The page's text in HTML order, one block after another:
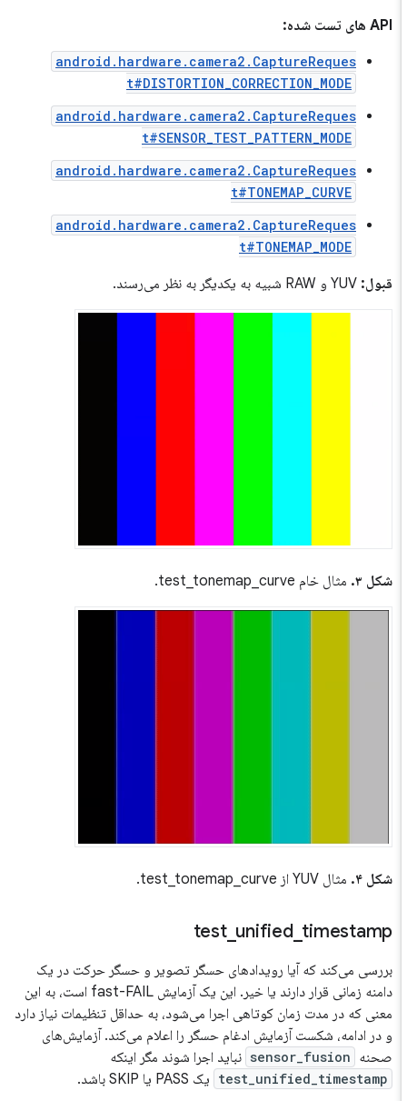
API های تست شده:
android.hardware.camera2.CaptureReques
t#DISTORTION_CORRECTION_MODE
android.hardware.camera2.CaptureReques
t#SENSOR_TEST_PATTERN_MODE
android.hardware.camera2.CaptureReques
t#TONEMAP_CURVE
android.hardware.camera2.CaptureReques
t#TONEMAP_MODE
قبول: YUV و RAW شبیه به یکدیگر به نظر می‌رسند.
شکل ۳. مثال خام test_tonemap_curve.
شکل ۴. مثال YUV از test_tonemap_curve.
test _unified _timestamp
بررسی می‌کند که آیا رویدادهای حسگر تصویر و حسگر حرکت در یک
دامنه زمانی قرار دارند یا خیر. این یک آزمایش fast-FAIL است، به این
معنی که در مدت زمان کوتاهی اجرا می‌شود، به حداقل تنظیمات نیاز دارد
و در ادامه، شکست آزمایش ادغام حسگر را اعلام می‌کند. آزمایش‌های
صحنه
sensor_fusion نباید اجرا شوند مگر اینکه
test_unified_timestamp یک PASS یا SKIP باشد.